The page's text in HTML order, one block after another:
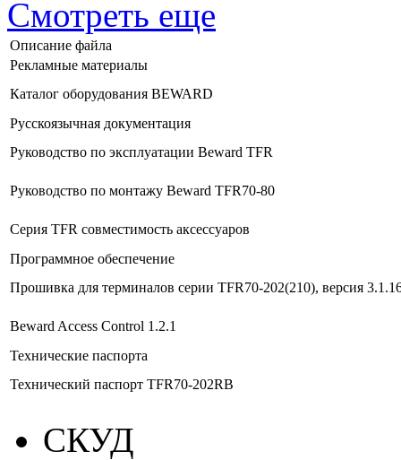
Смотреть еще
Описание файла
Рекламные материалы
Каталог оборудования BEWARD
Русскоязычная документация
Руководство по эксплуатации Beward TFR
Руководство по монтажу Beward TFR70-80
Серия TFR совместимость аксессуаров
Программное обеспечение
Прошивка для терминалов серии TFR70-202(210), версия
Beward Access Control 1.2.1
Технические паспорта
Технический паспорт TFR70-202RB
СКУД